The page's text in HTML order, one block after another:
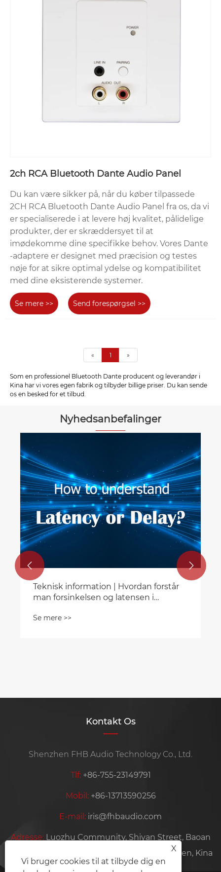
2ch RCA Bluetooth Dante Audio Panel
Du kan være sikker på, når du køber tilpassede
2CH RCA Bluetooth Dante Audio Panel fra os, da vi
er specialiserede i at levere høj kvalitet, pålidelige
produkter, der er skræddersyet til at
imødekomme dine specifikke behov. Vores Dante
-adaptere er designet med præcision og testes
nøje for at sikre optimal ydelse og kompatibilitet
med dine eksisterende systemer.
Se mere >> Send forespørgsel >>
« 1 »
Som en professionel Bluetooth Dante producent og leverandør i
Kina har vi vores egen fabrik og tilbyder billige priser. Du kan sende
os en besked for et tilbud.
Nyhedsanbefalinger
Teknisk information | Hvordan forstår
man forsinkelsen og latensen i
Se mere >>
 
Kontakt Os
Shenzhen FHB Audio Technology Co., Ltd.
Tlf: +86-755-23149791
Mobil: +86-13713590256
E-mail: iris@fhbaudio.com
Adresse: Luozhu Community, Shiyan Street, Baoan
District, Shenzhen City, Guangdong-provinsen, Kina
X
Vi bruger cookies til at tilbyde dig en